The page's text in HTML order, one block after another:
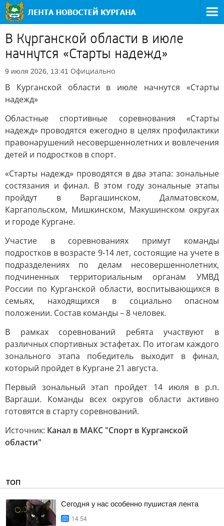
В Курганской области в июле
начнутся «Старты надежд»
9 июля 2026, 13:41 Официально
В Курганской области в июле начнутся «Старты
надежд»
Областные спортивные соревнования «Старты
надежд» проводятся ежегодно в целях профилактики
правонарушений несовершеннолетних и вовлечения
детей и подростков в спорт.
«Старты надежд» проводятся в два этапа: зональные
состязания и финал. В этом году зональные этапы
пройдут в Варгашинском, Далматовском,
Каргапольском, Мишкинском, Макушинском округах
и городе Кургане.
Участие в соревнованиях примут команды
подростков в возрасте 9-14 лет, состоящие на учете в
подразделениях по делам несовершеннолетних,
подчиненных территориальным органам УМВД
России по Курганской области, воспитывающихся в
семьях, находящихся в социально опасном
положении. Состав команды – 8 человек.
В рамках соревнований ребята участвуют в
различных спортивных эстафетах. По итогам каждого
зонального этапа победитель выходит в финал,
который пройдет в Кургане 21 августа.
Первый зональный этап пройдет 14 июля в р.п.
Варгаши. Команды всех округов области активно
готовятся в старту соревнований.
Источник: Канал в МАКС "Спорт в Курганской
области"
ТОП
Сегодня у нас особенно пушистая лента
14:54